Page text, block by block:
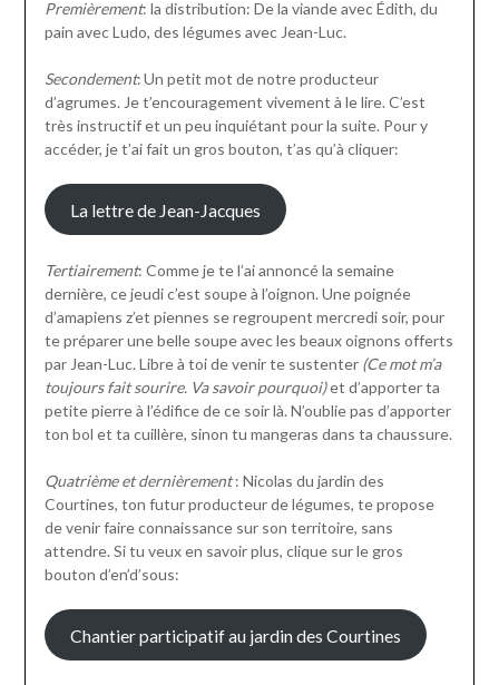
Premièrement: la distribution: De la viande avec Édith, du
pain avec Ludo, des légumes avec Jean-Luc.
Secondement: Un petit mot de notre producteur
d’agrumes. Je t’encouragement vivement à le lire. C’est
très instructif et un peu inquiétant pour la suite. Pour y
accéder, je t’ai fait un gros bouton, t’as qu’à cliquer:
La lettre de Jean-Jacques
Tertiairement: Comme je te l’ai annoncé la semaine
dernière, ce jeudi c’est soupe à l’oignon. Une poignée
d’amapiens z’et piennes se regroupent mercredi soir, pour
te préparer une belle soupe avec les beaux oignons offerts
par Jean-Luc. Libre à toi de venir te sustenter (Ce mot m’a
toujours fait sourire. Va savoir pourquoi)et d’apporter ta
petite pierre à l’édifice de ce soir là. N’oublie pas d’apporter
ton bol et ta cuillère, sinon tu mangeras dans ta chaussure.
Quatrième et dernièrement: Nicolas du jardin des
Courtines, ton futur producteur de légumes, te propose
de venir faire connaissance sur son territoire, sans
attendre. Si tu veux en savoir plus, clique sur le gros
bouton d’en’d’sous:
Chantier participatif au jardin des Courtines